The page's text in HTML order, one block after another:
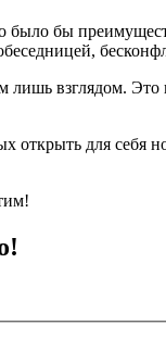
бы
взглядом.
открыть для